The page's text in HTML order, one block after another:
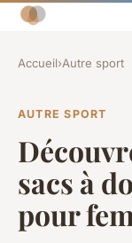
Accueil›Autre sport
AUTRE SPORT
sacs à
pour